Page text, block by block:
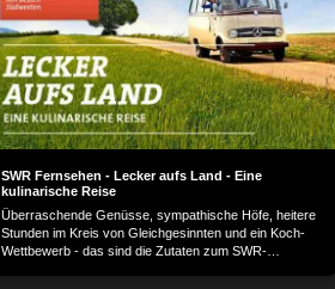
SWR Fernsehen - Lecker aufs Land - Eine
kulinarische Reise
Überraschende Genüsse, sympathische Höfe, heitere
Stunden im Kreis von Gleichgesinnten und ein Koch-
Wettbewerb - das sind die Zutaten zum SWR-